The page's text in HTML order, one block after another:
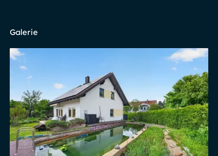
Galerie